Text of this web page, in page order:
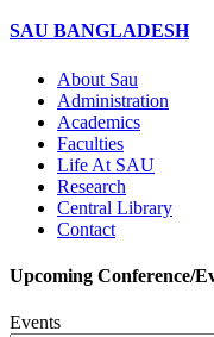
SAU BANGLADESH
About Sau
Administration
Academics
Faculties
Life At SAU
Research
Central Library
Contact
Upcoming Conference/
Events